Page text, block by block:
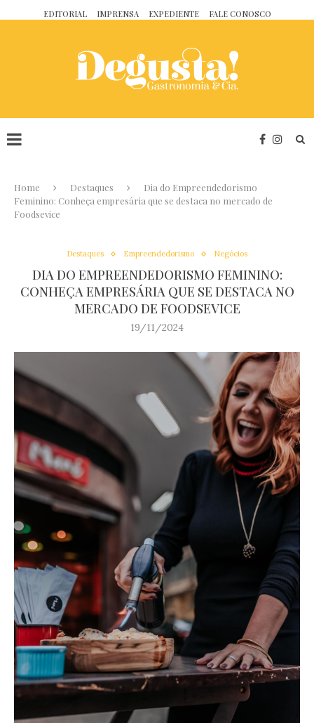
EDITORIAL IMPRENSA EXPEDIENTE FALE CONOSCO
Home Destaques
Dia do Empreendedorismo
Feminino: Conheça empresária que se destaca no mercado de
Foodsevice
Destaques Empreendedorismo Negócios
DIA DO EMPREENDEDORISMO FEMININO:
CONHEÇA EMPRESÁRIA QUE SE DESTACA NO
MERCADO DE FOODSEVICE
19/11/2024